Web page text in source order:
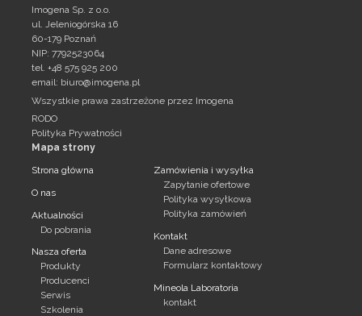
Imogena Sp. z o.o.
ul. Jeleniogórska 16
60-179 Poznań
NIP: 7792523064
tel. +48 575 925 200
email: biuro@imogena.pl
Wszystkie prawa zastrzeżone przez Imogena
RODO
Polityka Prywatności
Mapa strony
Strona główna
O nas
Aktualności
Do pobrania
Nasza oferta
Produkty
Producenci
Serwis
Szkolenia
Zamówienia i wysyłka
Zapytanie ofertowe
Polityka wysyłkowa
Polityka zamówień
Kontakt
Dane adresowe
Formularz kontaktowy
Mineola Laboratoria
kontakt